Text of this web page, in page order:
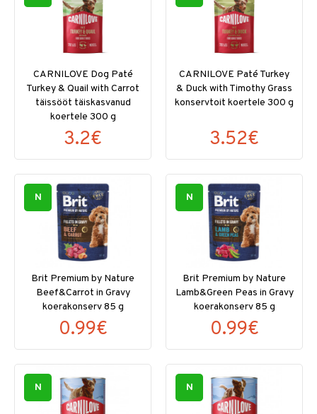
CARNILOVE Dog Paté
Turkey & Quail with Carrot
täissööt täiskasvanud
koertele 300 g
3.2€
CARNILOVE Paté Turkey
& Duck with Timothy Grass
konservtoit koertele 300 g
3.52€
N
Brit Premium by Nature
Beef&Carrot in Gravy
koerakonserv 85 g
0.99€
N
Brit Premium by Nature
Lamb&Green Peas in Gravy
koerakonserv 85 g
0.99€
N N